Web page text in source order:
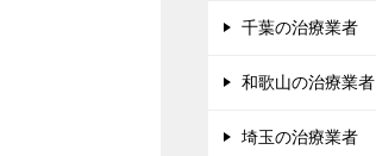
千葉の治療業者
和歌山の治療業者
埼玉の治療業者